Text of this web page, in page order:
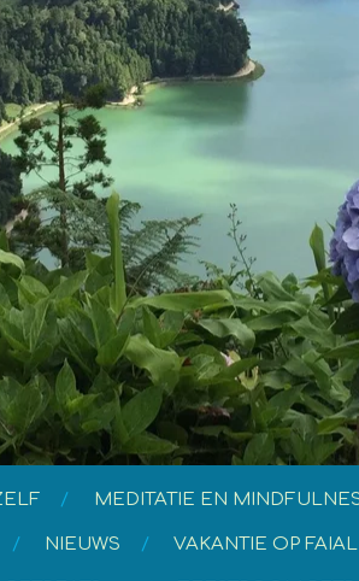
MEDITATIE EN
NIEUWS VAKANTIE OP FAIAL